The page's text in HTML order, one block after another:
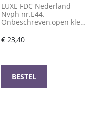
LUXE FDC Nederland
Nvph nr.E44.
Onbeschreven,open klep
€ 23,40
BESTEL